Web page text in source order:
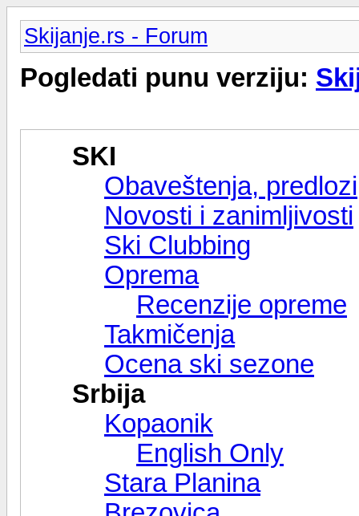
Skijanje.rs - Forum
Pogledati punu verziju:
SKI
Obaveštenja,
Novosti i zanimljivosti
Ski Clubbing
Oprema
Recenzije opreme
Takmičenja
Ocena ski sezone
Srbija
Kopaonik
English Only
Stara Planina